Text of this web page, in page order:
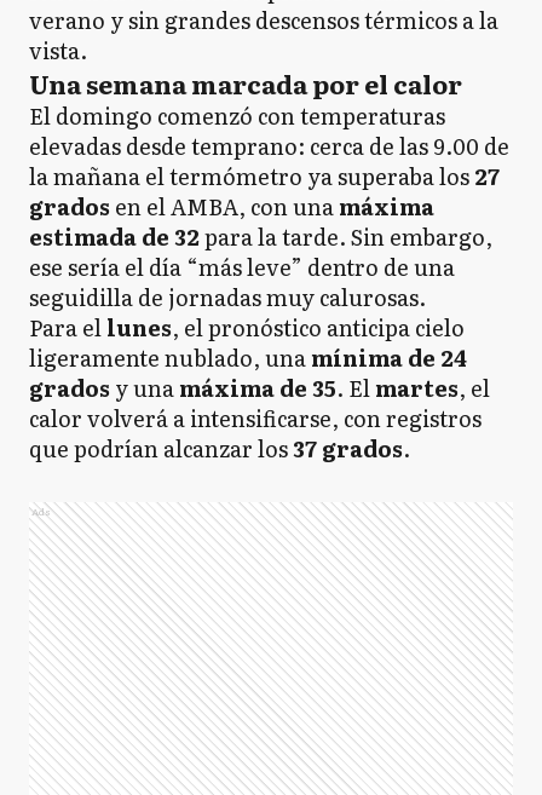
verano y sin grandes descensos térmicos a la
vista.
Una semana marcada por el calor
El domingo comenzó con temperaturas
elevadas desde temprano: cerca de las 9.00 de
la mañana el termómetro ya superaba los27
grados en el AMBA, con unamáxima
estimada de 32para la tarde. Sin embargo,
ese sería el día “más leve” dentro de una
seguidilla de jornadas muy calurosas.
Para ellunes, el pronóstico anticipa cielo
ligeramente nublado, unamínima de 24
grados y unamáxima de 35. Elmartes, el
calor volverá a intensificarse, con registros
que podrían alcanzar los37 grados.
Ads